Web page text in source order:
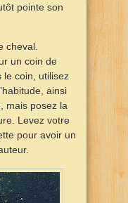
pointe son
cheval.
un coin de
le coin, utilisez
ainsi
mais posez la
Levez votre
pour avoir un